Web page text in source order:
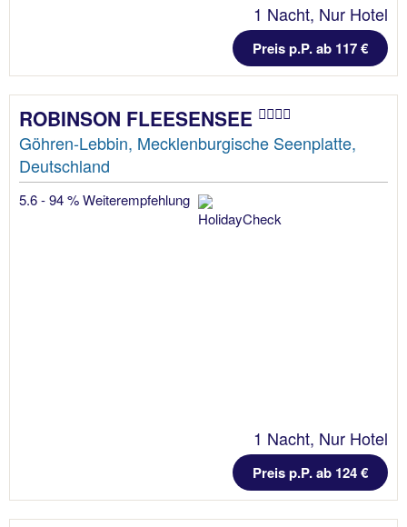
1 Nacht, Nur Hotel
Preis p.P. ab 117 €
ROBINSON FLEESENSEE
Göhren-Lebbin, Mecklenburgische Seenplatte,
Deutschland
5.6 - 94 % Weiterempfehlung
1 Nacht, Nur Hotel
Preis p.P. ab 124 €